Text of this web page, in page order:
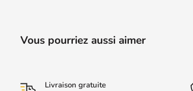
Vous pourriez aussi aimer
Livraison gratuite